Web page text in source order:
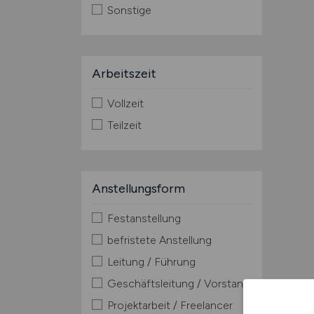
Sonstige
Arbeitszeit
Vollzeit
Teilzeit
Anstellungsform
Festanstellung
befristete Anstellung
Leitung / Führung
Geschäftsleitung / Vorstand
Projektarbeit / Freelancer